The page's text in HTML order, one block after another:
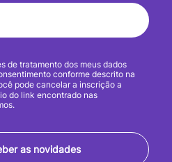
as novidades
de tratamento dos meus dados
conforme descrito na
pode cancelar a inscrição a
do link encontrado nas